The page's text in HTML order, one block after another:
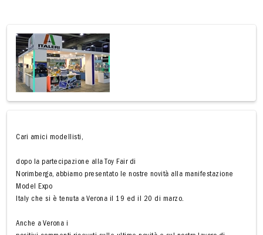
Cari amici modellisti,
dopo la partecipazione alla Toy Fair di
Norimberga, abbiamo presentato le nostre novità alla manifestazione
Model Expo
Italy che si è tenuta a Verona il 19 ed il 20 di marzo.
Anche a Verona i